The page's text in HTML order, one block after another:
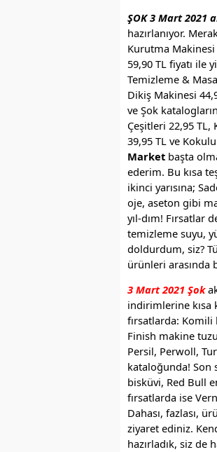
ŞOK 3 Mart 2021
hazırlanıyor.
Kurutma Makinesi
59,90 TL fiyatı ile
Temizleme &
Dikiş Makinesi
ve Şok
Çeşitleri 22,95 TL,
39,95 TL ve
Market başta
ederim. Bu kısa
ikinci yarısına;
oje, aseton gibi
yıl-dım! Fırsatlar
temizleme suyu,
doldurdum, siz?
ürünleri arasında
3 Mart 2021 Şok
indirimlerine kısa
fırsatlarda:
Finish makine
Persil, Perwoll,
kataloğunda! Son
bisküvi, Red Bull
fırsatlarda ise
Dahası, fazlası,
ziyaret ediniz.
hazırladık, siz de